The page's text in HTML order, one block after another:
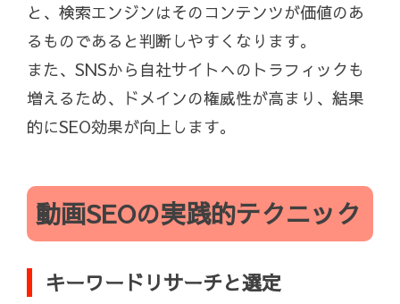
と、検索エンジンはそのコンテンツが価値のあ
るものであると判断しやすくなります。
また、SNSから自社サイトへのトラフィックも
増えるため、ドメインの権威性が高まり、結果
的にSEO効果が向上します。
動画SEOの実践的テクニック
キーワードリサーチと選定